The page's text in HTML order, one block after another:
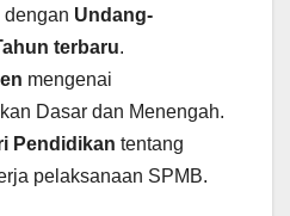
Undang-
terbaru.
mengenai
Dasar dan Menengah.
Pendidikan tentang
pelaksanaan SPMB.